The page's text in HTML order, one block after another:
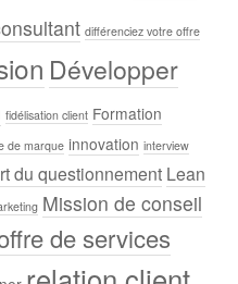
différenciez votre offre
Développer
fidélisation client Formation
de marque innovation interview
du questionnement Lean
Mission de conseil
de services